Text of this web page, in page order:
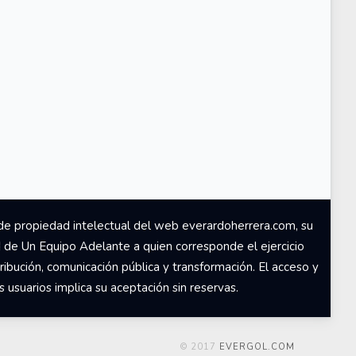
propiedad intelectual del web everardoherrera.com, su
Un Equipo Adelante a quien corresponde el ejercicio
comunicación pública y transformación. El acceso y
implica su aceptación sin reservas.
© 2017 EVERGOL.COM